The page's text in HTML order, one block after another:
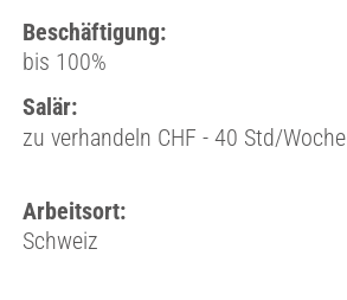
Beschäftigung:
bis 100%
Salär:
zu verhandeln CHF - 40 Std/Woche
Arbeitsort:
Schweiz